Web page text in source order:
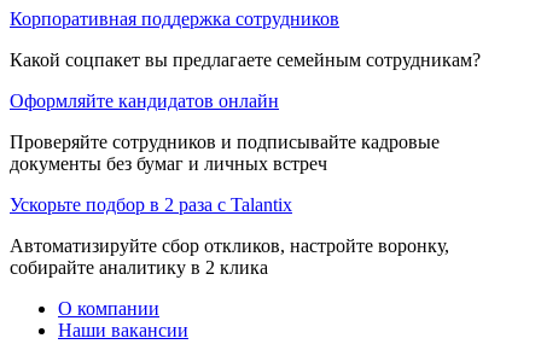
Корпоративная поддержка сотрудников
Какой соцпакет вы предлагаете семейным сотрудникам?
Оформляйте кандидатов онлайн
Проверяйте сотрудников и подписывайте кадровые
документы без бумаг и личных встреч
Ускорьте подбор в 2 раза с Talantix
Автоматизируйте сбор откликов, настройте воронку,
собирайте аналитику в 2 клика
О компании
Наши вакансии